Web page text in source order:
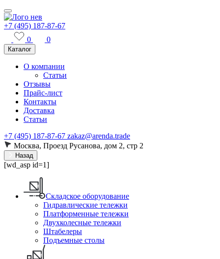
+7 (495) 187-87-67
0
0
Каталог
О компании
Статьи
Отзывы
Прайс-лист
Контакты
Доставка
Статьи
+7 (495) 187-87-67 zakaz@arenda.trade
Москва, Проезд Русанова, дом 2, стр 2
Назад
[wd_asp id=1]
Складское оборудование
Гидравлические тележки
Платформенные тележки
Двухколесные тележки
Штабелеры
Подъемные столы